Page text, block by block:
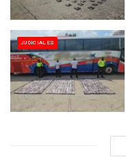
JUDICIALES